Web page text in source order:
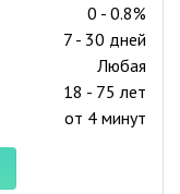
0 - 0.8%
7 - 30 дней
Любая
18 - 75 лет
от 4 минут